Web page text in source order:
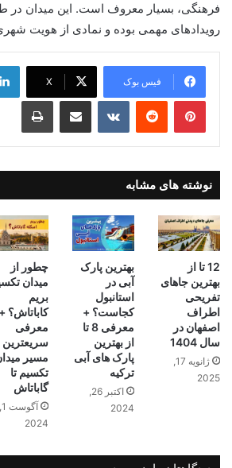
فرهنگی، بسیار معروف است. این میدان در
رویدادهای مهمی بوده و نمادی از هویت
فیس بوک X
‫پین‌ترست ‫رددیت ‫VKontakte اشتراک گذاری از طریق ایمیل چاپ
نوشته های مشابه
12 تا از
بهترین جاهای
تفریحی
اطراف
اصفهان در
سال 1404
2025
بهترین پارک
آبی در
استانبول
کجاست؟ +
معرفی 8 تا
از بهترین
پارک های آبی
ترکیه
2024
چطور از
میدان
بریم
کاباتاش؟ +
معرفی
سریعترین
مسیر
تکسیم تا
گاباتاش
2024